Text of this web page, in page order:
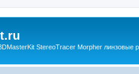
StereoTracer Morpher линзовые